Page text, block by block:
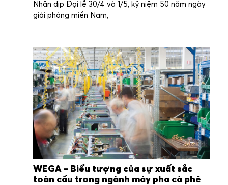
Nhân dịp Đại lễ 30/4 và 1/5, kỷ niệm 50 năm ngày
giải phóng miền Nam,
WEGA – Biểu tượng của sự xuất sắc
toàn cầu trong ngành máy pha cà phê